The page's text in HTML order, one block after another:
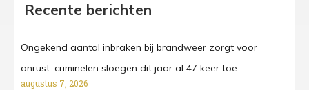
Recente berichten
Ongekend aantal inbraken bij brandweer zorgt voor
onrust: criminelen sloegen dit jaar al 47 keer toe
augustus 7, 2026